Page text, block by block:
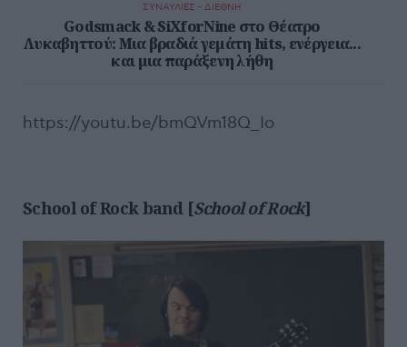
ΣΥΝΑΥΛΙΕΣ - ΔΙΕΘΝΗ
Godsmack & SiXforNine στο Θέατρο
Λυκαβηττού: Μια βραδιά γεμάτη hits, ενέργεια...
και μια παράξενη λήθη
https://youtu.be/bmQVm18Q_Io
School of Rock band [School of Rock]